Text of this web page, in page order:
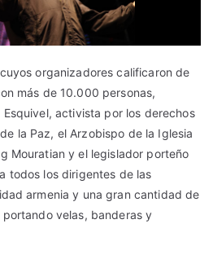
organizadores calificaron de
más de 10.000 personas,
activista por los derechos
la Paz, el Arzobispo de la Iglesia
Mouratian y el legislador porteño
todos los dirigentes de las
armenia y una gran cantidad de
velas, banderas y